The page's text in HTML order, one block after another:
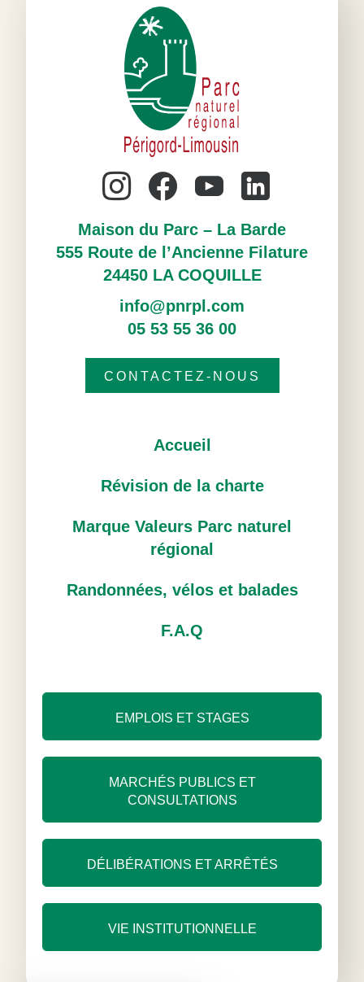
Maison du Parc – La Barde
555 Route de l’Ancienne Filature
24450 LA COQUILLE
info@pnrpl.com
05 53 55 36 00
CONTACTEZ-NOUS
Accueil
Révision de la charte
Marque Valeurs Parc naturel
régional
Randonnées, vélos et balades
F.A.Q
EMPLOIS ET STAGES
MARCHÉS PUBLICS ET
CONSULTATIONS
DÉLIBÉRATIONS ET ARRÊTÉS
VIE INSTITUTIONNELLE